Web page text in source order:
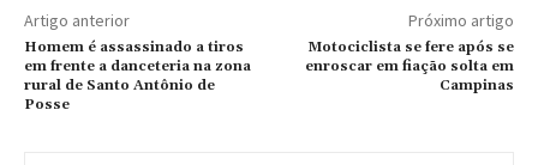
Artigo anterior
Homem é assassinado a tiros
em frente a danceteria na zona
rural de Santo Antônio de
Posse
Próximo artigo
Motociclista se fere após se
enroscar em fiação solta em
Campinas